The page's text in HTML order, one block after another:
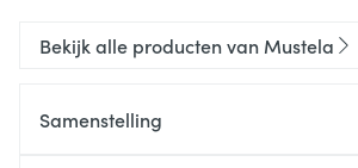
Bekijk alle producten van Mustela
Samenstelling